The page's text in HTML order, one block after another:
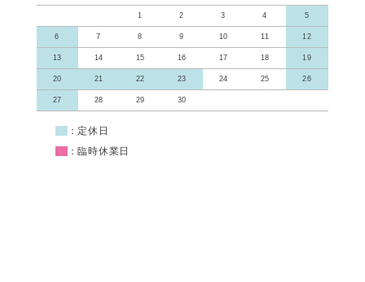
1 2 3 4 5
6 7 8 9 10 11 12
13 14 15 16 17 18 19
20 21 22 23 24 25 26
27 28 29 30
：定休日
：臨時休業日